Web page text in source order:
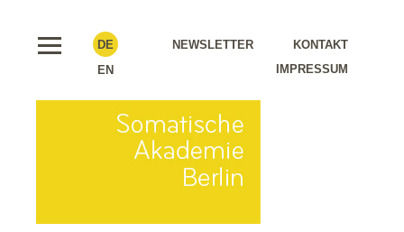
DE
EN
NEWSLETTER
KONTAKT
IMPRESSUM